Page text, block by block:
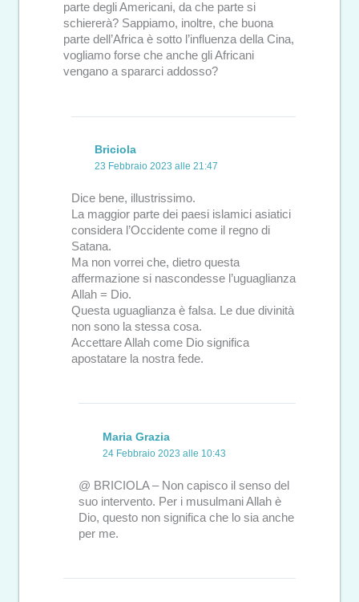
parte degli Americani, da che parte si
schiererà? Sappiamo, inoltre, che buona
parte dell’Africa è sotto l’influenza della Cina,
vogliamo forse che anche gli Africani
vengano a spararci addosso?
Briciola
23 Febbraio 2023 alle 21:47
Dice bene, illustrissimo.
La maggior parte dei paesi islamici asiatici
considera l’Occidente come il regno di
Satana.
Ma non vorrei che, dietro questa
affermazione si nascondesse l’uguaglianza
Allah = Dio.
Questa uguaglianza è falsa. Le due divinità
non sono la stessa cosa.
Accettare Allah come Dio significa
apostatare la nostra fede.
Maria Grazia
24 Febbraio 2023 alle 10:43
@ BRICIOLA – Non capisco il senso del
suo intervento. Per i musulmani Allah è
Dio, questo non significa che lo sia anche
per me.